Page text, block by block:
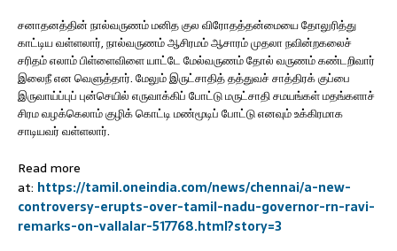
சனாதனத்தின் நால்வருணம் மனித குல விரோதத்தன்மையை தோலுரித்து
காட்டிய வள்ளலார், நால்வருணம் ஆசிரமம் ஆசாரம் முதலா நவின்றகலைச்
சரிதம் எலாம் பிள்ளைவிளை யாட்டே மேல்வருணம் தோல் வருணம் கண்டறிவார்
இலைநீ என வெளுத்தார். மேலும் இருட்சாதித் தத்துவச் சாத்திரக் குப்பை
இருவாய்ப்புப் புன்செயில் எருவாக்கிப் போட்டு மருட்சாதி சமயங்கள் மதங்களாச்
சிரம வழக்கெலாம் குழிக் கொட்டி மண்மூடிப் போட்டு எனவும் உக்கிரமாக
சாடியவர் வள்ளலார்.
Read more
at: https://tamil.oneindia.com/news/chennai/a-new-
controversy-erupts-over-tamil-nadu-governor-rn-ravi-
remarks-on-vallalar-517768.html?story=3